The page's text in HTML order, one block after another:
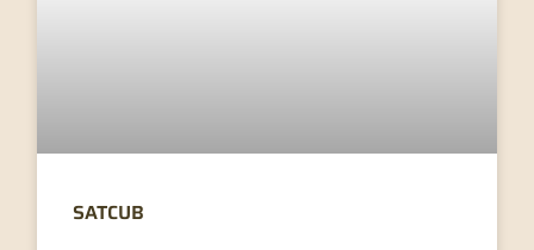
SATCUB